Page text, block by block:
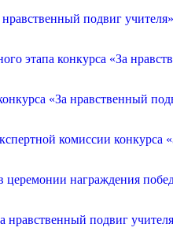
подвиг
этапа конкурса «За
«За нравственный
комиссии конкурса
награждения
нравственный подвиг